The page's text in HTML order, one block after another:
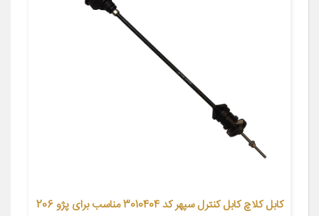
کابل کلاچ کابل کنترل سپهر کد 3010404 مناسب برای پژو 206